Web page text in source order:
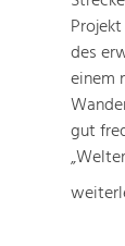
Jugend und
Energie
Verkehr und
Wertschöpfung
des
einem
gut